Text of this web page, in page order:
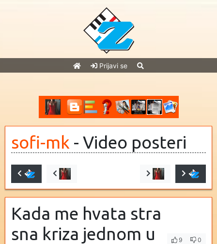
Prijavi se
sofi-mk - Video posteri
Kada me hvata stra
sna kriza jednom u
9 0